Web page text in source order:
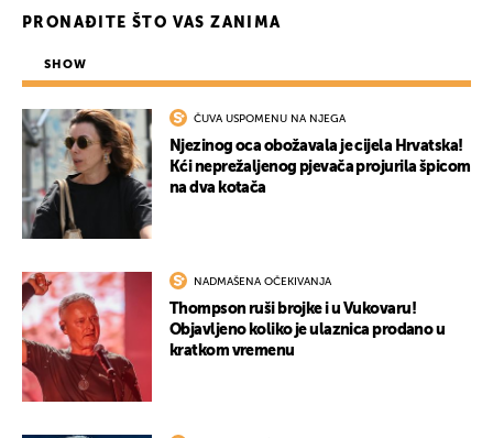
PRONAĐITE ŠTO VAS ZANIMA
SHOW
ČUVA USPOMENU NA NJEGA
Njezinog oca obožavala je cijela Hrvatska!
Kći neprežaljenog pjevača projurila špicom
na dva kotača
NADMAŠENA OČEKIVANJA
Thompson ruši brojke i u Vukovaru!
Objavljeno koliko je ulaznica prodano u
kratkom vremenu